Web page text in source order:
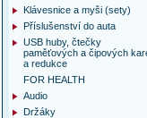
Klávesnice a myši (sety)
Příslušenství do auta
USB huby, čtečky
paměťových a čipových
a redukce
FOR HEALTH
Audio
Držáky